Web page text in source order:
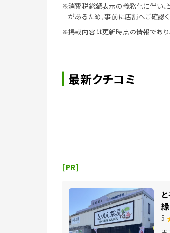
※消費税総額表示の義務化に伴い、
があるため、事前に店舗へご確認く
※掲載内容は更新時点の情報であり
最新クチコミ
[PR]
縁
5